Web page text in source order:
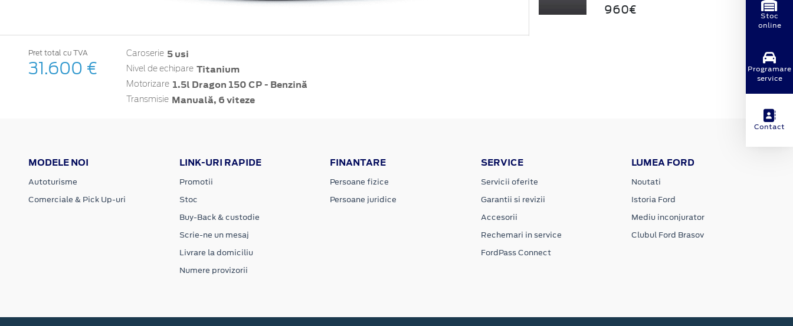
Pret total cu TVA
31.600 €
Caroserie 5 usi
Nivel de echipare Titanium
Motorizare 1.5l Dragon 150 CP - Benzină
Transmisie Manuală, 6 viteze
960€
MODELE NOI
Autoturisme
Comerciale & Pick Up-uri
LINK-URI RAPIDE
Promotii
Stoc
Buy-Back & custodie
Scrie-ne un mesaj
Livrare la domiciliu
Numere provizorii
FINANTARE
Persoane fizice
Persoane juridice
SERVICE
Servicii oferite
Garantii si revizii
Accesorii
Rechemari in service
FordPass Connect
LUMEA FORD
Noutati
Istoria Ford
Mediu inconjurator
Clubul Ford Brasov
Stoc
online
Programare
service
Contact